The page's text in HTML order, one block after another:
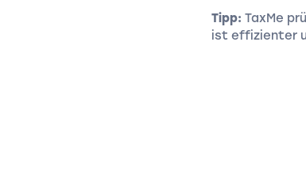
Tipp: TaxMe
ist effizienter